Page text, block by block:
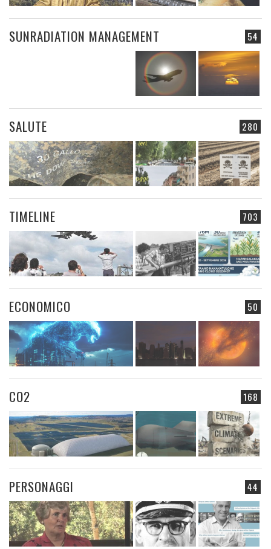
54
SUNRADIATION MANAGEMENT
280
SALUTE
703
TIMELINE
50
ECONOMICO
168
CO2
44
PERSONAGGI